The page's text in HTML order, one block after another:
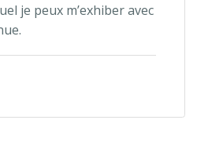
je peux m’exhiber avec